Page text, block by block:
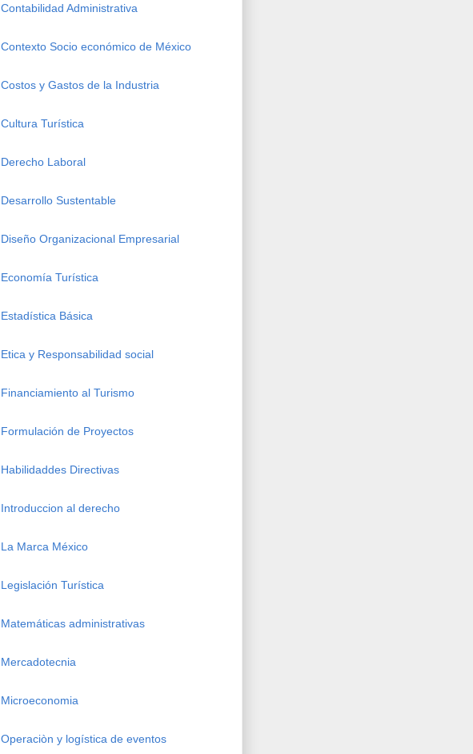
Contabilidad Administrativa
Contexto Socio económico de México
Costos y Gastos de la Industria
Cultura Turística
Derecho Laboral
Desarrollo Sustentable
Diseño Organizacional Empresarial
Economía Turística
Estadística Básica
Etica y Responsabilidad social
Financiamiento al Turismo
Formulación de Proyectos
Habilidaddes Directivas
Introduccion al derecho
La Marca México
Legislación Turística
Matemáticas administrativas
Mercadotecnia
Microeconomia
Operaciòn y logística de eventos